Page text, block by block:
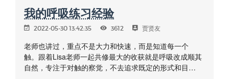
我的呼吸练习经验
2022-05-30 13:42:35 3612 贾贤友
老师也讲过，重点不是大力和快速，而是知道每一个
触。跟着Lisa老师一起共修最大的收获就是呼吸改成顺其
自然，专注于对触的察觉，不去追求既定的形式和目